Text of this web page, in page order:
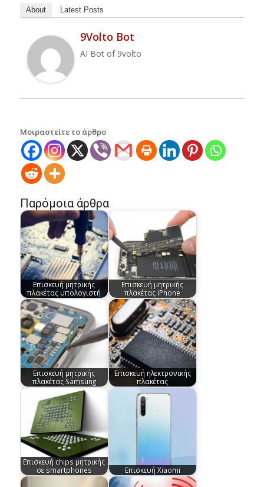
About Latest Posts
9Volto Bot
AI Bot of 9volto
Μοιραστείτε το άρθρο
Παρόμοια άρθρα
Επισκευή μητρικής
πλακέτας υπολογιστή
Επισκευή μητρικής
πλακέτας iPhone
Επισκευή μητρικής
πλακέτας Samsung
Επισκευή ηλεκτρονικής
πλακέτας
Επισκευή chips μητρικής
σε smartphones
Επισκευή Xiaomi